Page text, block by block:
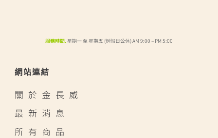
服務時間. 星期一 至 星期五 (例假日公休) AM 9:00 – PM 5:00
網站連結
關於金長威
最新消息
所有商品